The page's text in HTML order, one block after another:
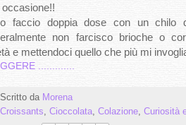
occasione!!
faccio doppia dose con un
non farcisco brioche o
e mettendoci quello che più mi
.............
Scritto da Morena
Cioccolata Colazione Curiosità